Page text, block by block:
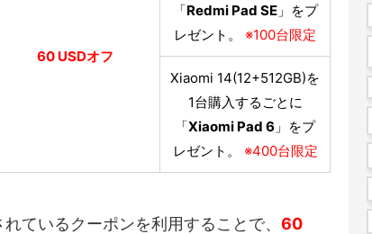
60 USDオフ
「Redmi Pad SE」をプ
レゼント。 ※100台限定
Xiaomi 14(12+512GB)を
1台購入するごとに
「Xiaomi Pad 6 」をプ
レゼント。 ※400台限定
ているクーポンを利用することで、 60